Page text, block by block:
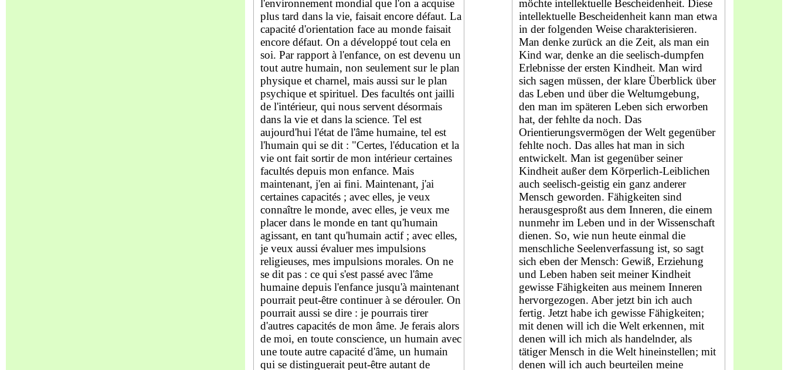
l'environnement mondial que l'on a acquise
plus tard dans la vie, faisait encore défaut. La
capacité d'orientation face au monde faisait
encore défaut. On a développé tout cela en
soi. Par rapport à l'enfance, on est devenu un
tout autre humain, non seulement sur le plan
physique et charnel, mais aussi sur le plan
psychique et spirituel. Des facultés ont jailli
de l'intérieur, qui nous servent désormais
dans la vie et dans la science. Tel est
aujourd'hui l'état de l'âme humaine, tel est
l'humain qui se dit : "Certes, l'éducation et la
vie ont fait sortir de mon intérieur certaines
facultés depuis mon enfance. Mais
maintenant, j'en ai fini. Maintenant, j'ai
certaines capacités ; avec elles, je veux
connaître le monde, avec elles, je veux me
placer dans le monde en tant qu'humain
agissant, en tant qu'humain actif ; avec elles,
je veux aussi évaluer mes impulsions
religieuses, mes impulsions morales. On ne
se dit pas : ce qui s'est passé avec l'âme
humaine depuis l'enfance jusqu'à maintenant
pourrait peut-être continuer à se dérouler. On
pourrait aussi se dire : je pourrais tirer
d'autres capacités de mon âme. Je ferais alors
de moi, en toute conscience, un humain avec
une toute autre capacité d'âme, un humain
qui se distinguerait peut-être autant de
möchte intellektuelle Bescheidenheit. Diese
intellektuelle Bescheidenheit kann man etwa
in der folgenden Weise charakterisieren.
Man denke zurück an die Zeit, als man ein
Kind war, denke an die seelisch-dumpfen
Erlebnisse der ersten Kindheit. Man wird
sich sagen müssen, der klare Überblick über
das Leben und über die Weltumgebung,
den man im späteren Leben sich erworben
hat, der fehlte da noch. Das
Orientierungsvermögen der Welt gegenüber
fehlte noch. Das alles hat man in sich
entwickelt. Man ist gegenüber seiner
Kindheit außer dem Körperlich-Leiblichen
auch seelisch-geistig ein ganz anderer
Mensch geworden. Fähigkeiten sind
herausgesproßt aus dem Inneren, die einem
nunmehr im Leben und in der Wissenschaft
dienen. So, wie nun heute einmal die
menschliche Seelenverfassung ist, so sagt
sich eben der Mensch: Gewiß, Erziehung
und Leben haben seit meiner Kindheit
gewisse Fähigkeiten aus meinem Inneren
hervorgezogen. Aber jetzt bin ich auch
fertig. Jetzt habe ich gewisse Fähigkeiten;
mit denen will ich die Welt erkennen, mit
denen will ich mich als handelnder, als
tätiger Mensch in die Welt hineinstellen; mit
denen will ich auch beurteilen meine